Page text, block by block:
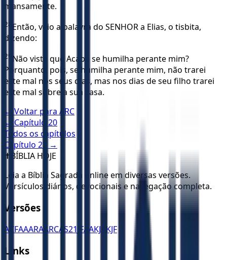
mansamente.
28 Então, veio a palavra do SENHOR a Elias, o tisbita,
dizendo:
29 Não viste que Acabe se humilha perante mim?
Porquanto, pois, se humilha perante mim, não trarei
este mal nos seus dias, mas nos dias de seu filho trarei
este mal sobre a sua casa.
← Voltar para ARC
← Capítulo 20
Todos os capítulos
Capítulo 22
→
✝️ BÍBLIA HOJE
Leia a Bíblia Sagrada online em diversas versões.
Versículos diários, devocionais e navegação completa.
Versões
ACFAAARA ARCAS21 JFAAKJA KJF
Links